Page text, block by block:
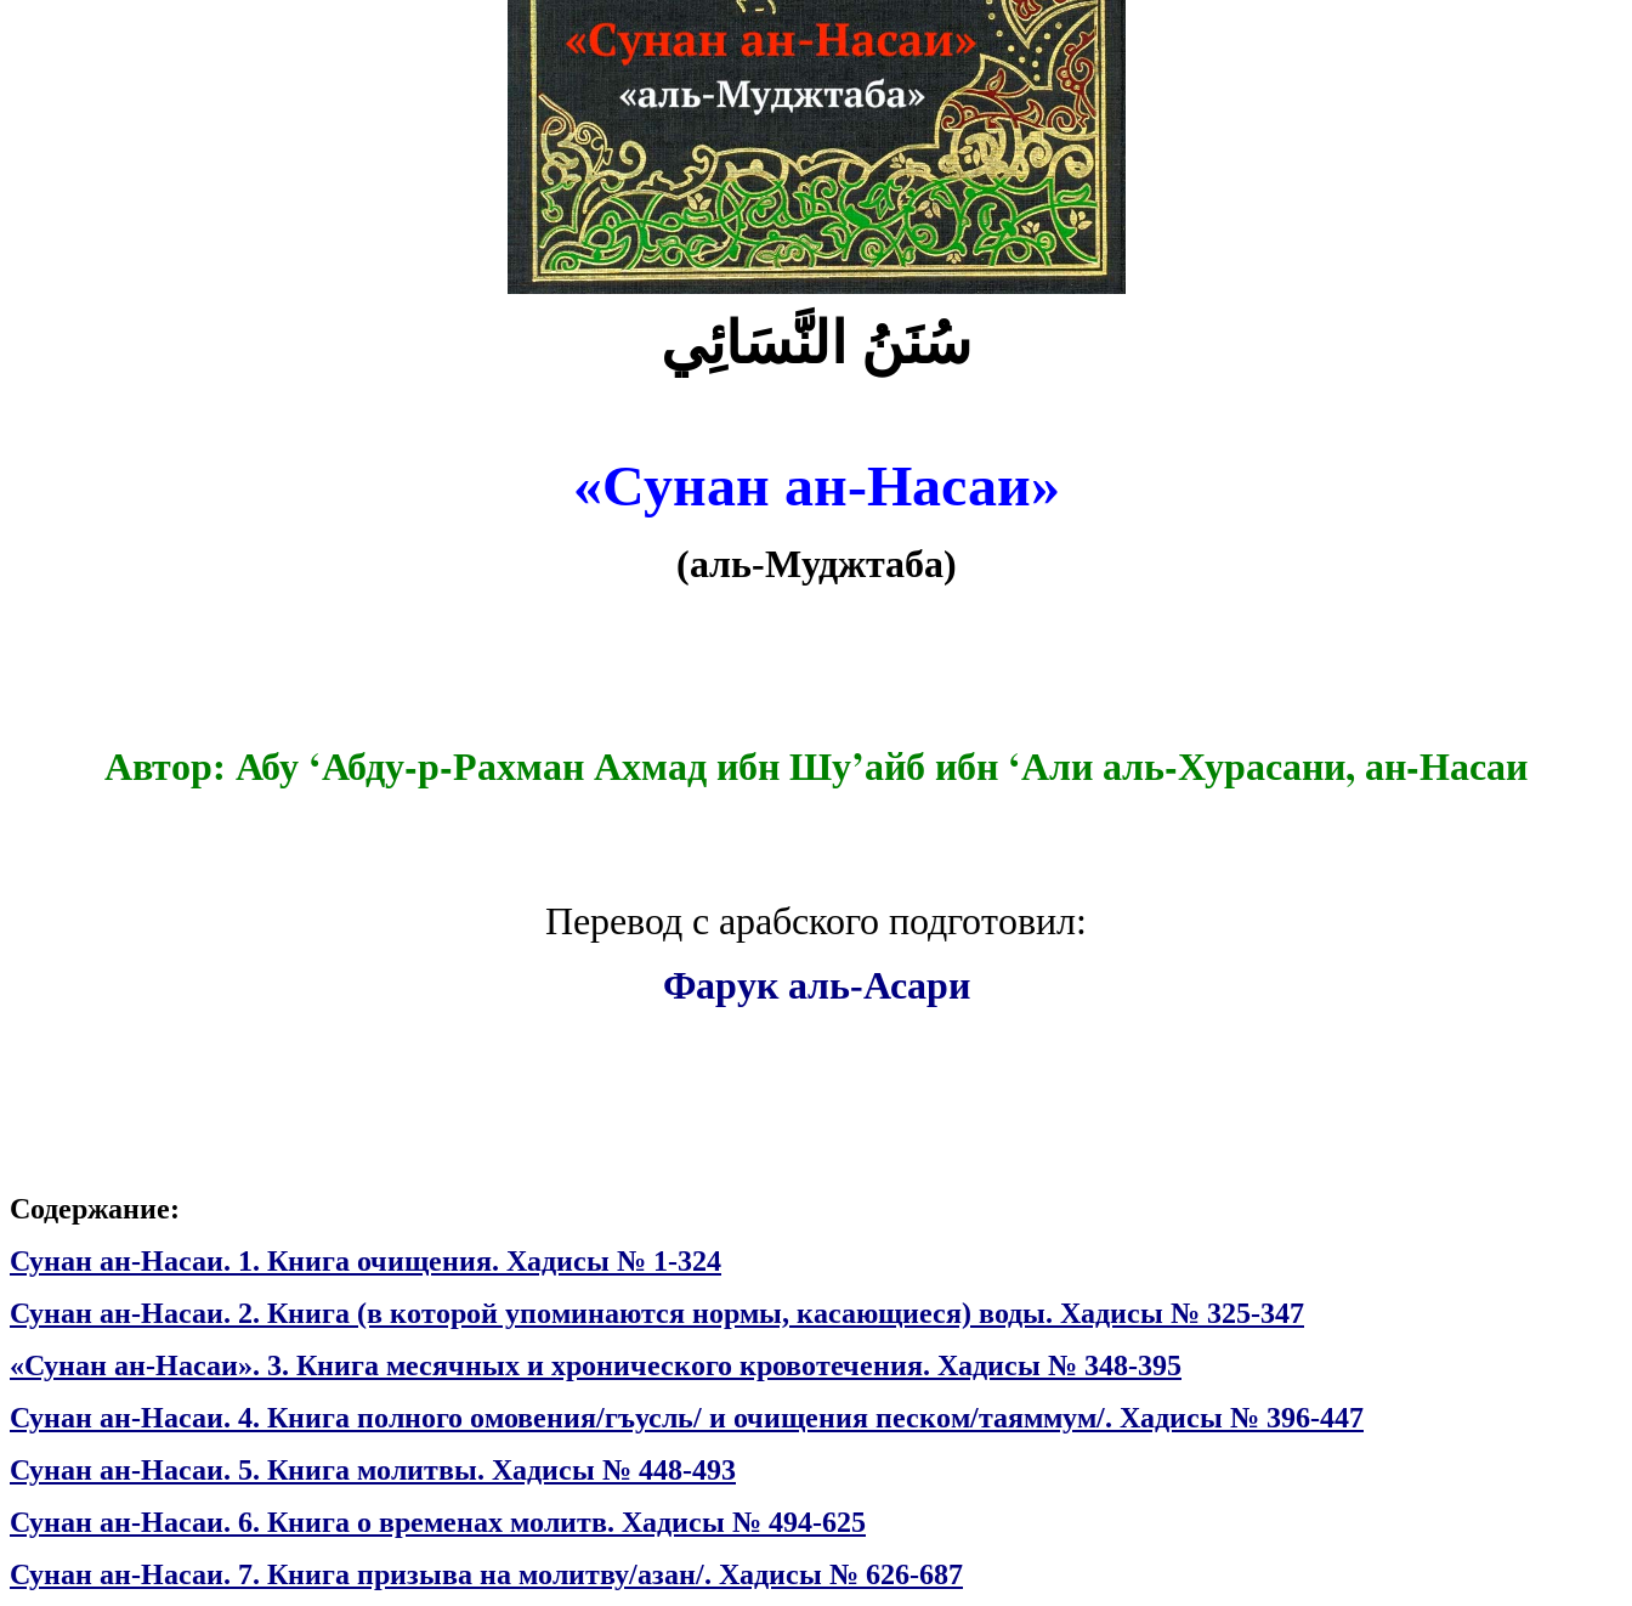
سُنَنُ النَّسَائِي
«Сунан ан-Насаи»
(аль-Муджтаба)
Автор: Абу ‘Абду-р-Рахман Ахмад ибн Шу’айб ибн ‘Али аль-Хурасани, ан-Насаи
Перевод с арабского подготовил:
Фарук аль-Асари
Содержание:
Сунан ан-Насаи. 1. Книга очищения. Хадисы № 1-324
Сунан ан-Насаи. 2. Книга (в которой упоминаются нормы, касающиеся) воды. Хадисы № 325-347
«Сунан ан-Насаи». 3. Книга месячных и хронического кровотечения. Хадисы № 348-395
Сунан ан-Насаи. 4. Книга полного омовения/гъусль/ и очищения песком/таяммум/. Хадисы № 396-447
Сунан ан-Насаи. 5. Книга молитвы. Хадисы № 448-493
Сунан ан-Насаи. 6. Книга о временах молитв. Хадисы № 494-625
Сунан ан-Насаи. 7. Книга призыва на молитву/азан/. Хадисы № 626-687